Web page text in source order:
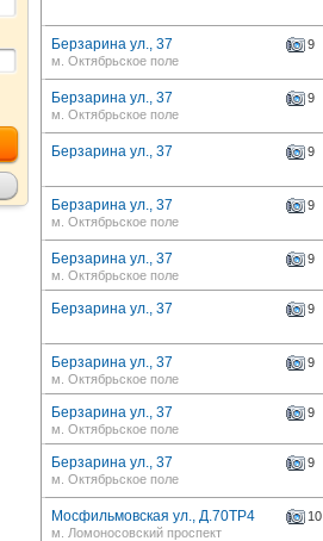
Берзарина ул., 37
9
м. Октябрьское поле
Берзарина ул., 37
9
м. Октябрьское поле
Берзарина ул., 37 9
Берзарина ул., 37
9
м. Октябрьское поле
Берзарина ул., 37
9
м. Октябрьское поле
Берзарина ул., 37 9
Берзарина ул., 37
9
м. Октябрьское поле
Берзарина ул., 37
9
м. Октябрьское поле
Берзарина ул., 37
9
м. Октябрьское поле
Мосфильмовская ул., Д.70ТР4
10
м. Ломоносовский проспект